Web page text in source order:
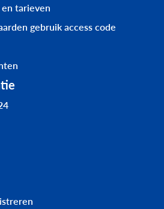
tarieven
gebruik access code